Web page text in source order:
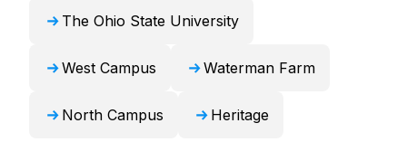
The Ohio State University
West Campus Waterman Farm
North Campus Heritage